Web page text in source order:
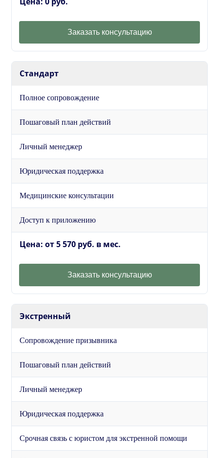
Заказать консультацию
Стандарт
Полное сопровождение
Пошаговый план действий
Личный менеджер
Юридическая поддержка
Медицинские консультации
Доступ к приложению
Цена: от 5 570 руб. в мес.
Заказать консультацию
Экстренный
Сопровождение призывника
Пошаговый план действий
Личный менеджер
Юридическая поддержка
Срочная связь с юристом для экстренной помощи